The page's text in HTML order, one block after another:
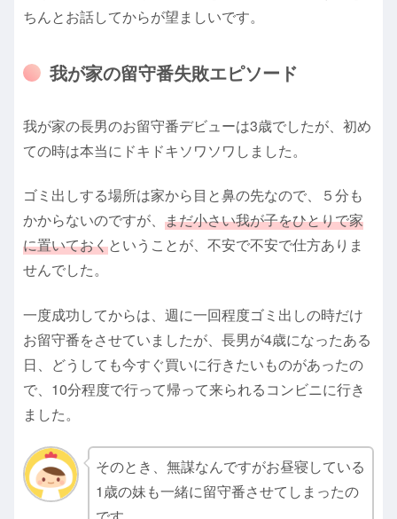
ちんとお話してからが望ましいです。
我が家の留守番失敗エピソード
我が家の長男のお留守番デビューは3歳でしたが、初め
ての時は本当にドキドキソワソワしました。
ゴミ出しする場所は家から目と鼻の先なので、５分も
かからないのですが、 まだ小さい我が子をひとりで家
に置いておくということが、不安で不安で仕方ありま
せんでした。
一度成功してからは、週に一回程度ゴミ出しの時だけ
お留守番をさせていましたが、長男が4歳になったある
日、どうしても今すぐ買いに行きたいものがあったの
で、10分程度で行って帰って来られるコンビニに行き
ました。
そのとき、無謀なんですがお昼寝している
1歳の妹も一緒に留守番させてしまったの